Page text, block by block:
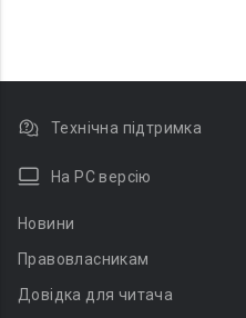
Технічна підтримка
На PC версію
Новини
Правовласникам
Довідка для читача